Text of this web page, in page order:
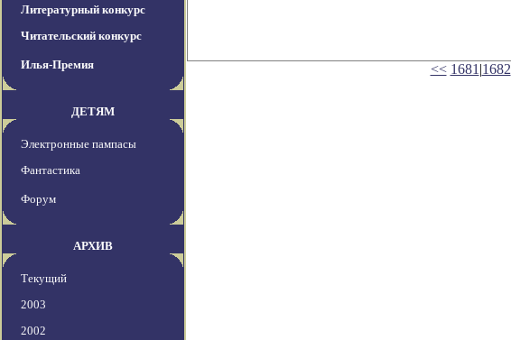
Литературный конкурс
Читательский конкурс
Илья-Премия
ДЕТЯМ
Электронные пампасы
Фантастика
Форум
АРХИВ
Текущий
2003
2002
<< 1681 |1682